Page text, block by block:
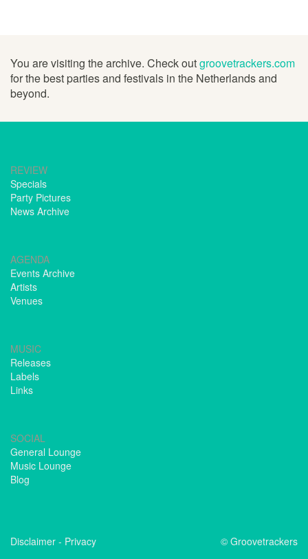
You are visiting the archive. Check outgroovetrackers.com
for the best parties and festivals in the Netherlands and
beyond.
REVIEW
Specials
Party Pictures
News Archive
AGENDA
Events Archive
Artists
Venues
MUSIC
Releases
Labels
Links
SOCIAL
General Lounge
Music Lounge
Blog
Disclaimer - Privacy © Groovetrackers